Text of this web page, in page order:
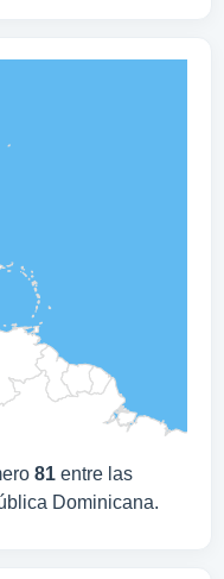
81 entre las
Dominicana.